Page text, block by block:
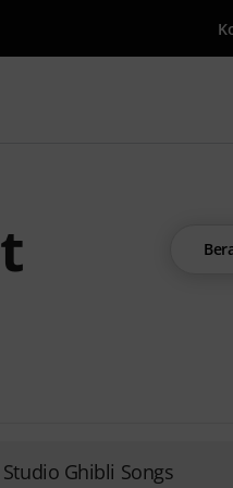
mit Suchwort
Studio Ghibli Songs